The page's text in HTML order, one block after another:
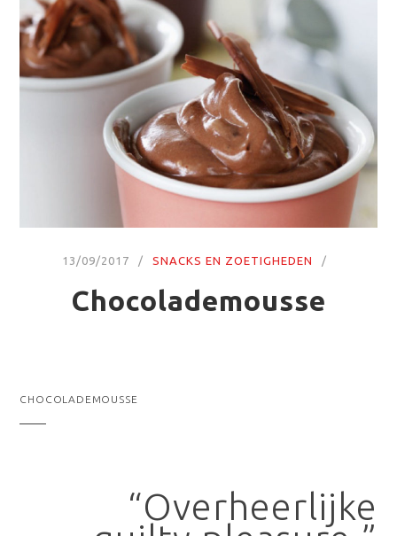
13/09/2017 SNACKS EN ZOETIGHEDEN
Chocolademousse
CHOCOLADEMOUSSE
“Overheerlijke